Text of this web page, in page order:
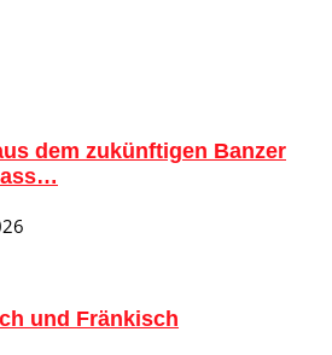
dem zukünftigen Banzer
und Fränkisch